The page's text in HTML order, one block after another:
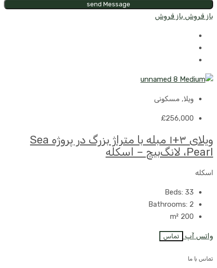
send Message
باز فروش باز فروش
ویلا, مسکونی
£256,000
ویلای ۳+۱ مبله با متراژ بزرگ در پروژه Sea
Pearl، لانگ‌بیچ – اسکله
اسکله
Beds: 33
Bathrooms: 2
200
m²
واتس آپ تماس
تماس با ما